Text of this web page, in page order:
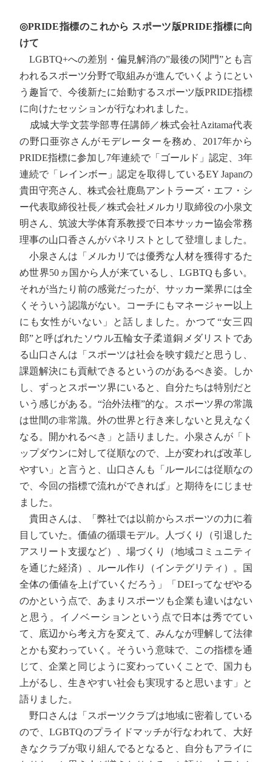
◎PRIDE指標のこれから スポーツ版PRIDE指標に向
けて
LGBTQ+への差別・偏見解消の”最後の関門”とも言
われるスポーツ分野で取組みが進んでいくようにとい
う趣旨で、今後新たに始動するスポーツ版PRIDE指標
に向けたセッションが行なわれました。
成城大学文芸学部専任講師／株式会社Azitama代表
の野口亜弥さんがモデレーターを務め、2017年から
PRIDE指標に参加し7年連続で「ゴールド」認定、3年
連続で「レインボー」認定を取得しているEY Japanの
貴田守亮さん、株式会社鹿島アントラーズ・エフ・シ
ー代表取締役社長／株式会社メルカリ取締役の小泉文
明さん、筑波大学体育系教授で日本サッカー協会常務
理事の山口香さんがパネリストとして登壇しました。
小泉さんは「メルカリでは優秀な人材を獲得するた
め世界50ヵ国から人が来ているし、LGBTQも多い。
それが当たり前の感覚だったが、サッカー業界には全
くそういう認識がない。コーチにもマネージャー以上
にも女性がいない」と話しました。かつて“女三四
郎”と呼ばれたソウル五輪女子柔道銅メダリストであ
る山口さんは「スポーツは社会を映す鏡だと思うし、
課題解決にも貢献できるというのがあるべき姿。しか
し、ずっとスポーツ界にいると、自分たちは特別だと
いう感じがある。“治外法権”的な。スポーツ界の常識
は世間の非常識。外の世界と行き来しないと見えなく
なる。開かれるべき」と語りました。小泉さんが「ト
ップダウンに対して従順なので、上が変われば改革し
やすい」と言うと、山口さんも「ルールには従順なの
で、今回の指標で流れができれば」と期待をにじませ
ました。
貴田さんは、「弊社では以前からスポーツの力に着
目していた。価値の循環モデル。人づくり（引退した
アスリート支援など）、場づくり（地域コミュニティ
を通じた経済）、ルール作り（インテグリティ）。国
全体の価値を上げていくだろう」「DEIってなぜやる
のかという点で、あまりスポーツも企業も違いはない
と思う。イノベーションという点で日本は秀でてい
て、底辺から考え方を変えて、みんなが理解して法律
とかも変わっていく。そういう意味で、この指標を通
じて、企業と同じように変わっていくことで、国力も
上がるし、生きやすい社会も実現すると思います」と
語りました。
野口さんは「スポーツクラブは地域に密着している
ので、LGBTQのプライドマッチが行なわれて、大好
きなクラブが取り組んでるとなると、自分もアライに